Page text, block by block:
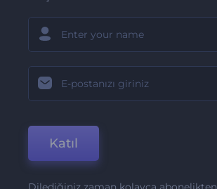
Katıl